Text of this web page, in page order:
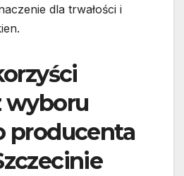
dla trwałości i
wyboru
producenta